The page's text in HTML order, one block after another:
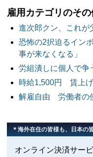
雇用カテゴリのそ
進次郎クン、これが
恐怖の2択迫るイン
事が来なくなる」
労組潰しに個人で
時給1,500円 賃上
解雇自由 労働者の
＊海外在住の皆様も、日本の
オンライン決済サー